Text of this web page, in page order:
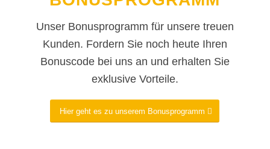
Unser Bonusprogramm für unsere treuen
Kunden. Fordern Sie noch heute Ihren
Bonuscode bei uns an und erhalten Sie
exklusive Vorteile.
Hier geht es zu unserem Bonusprogramm